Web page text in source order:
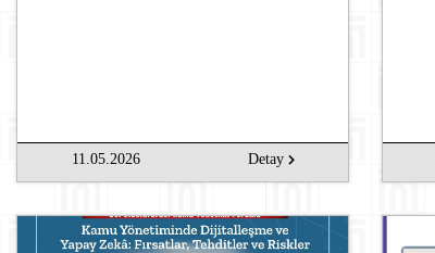
11.05.2026 Detay